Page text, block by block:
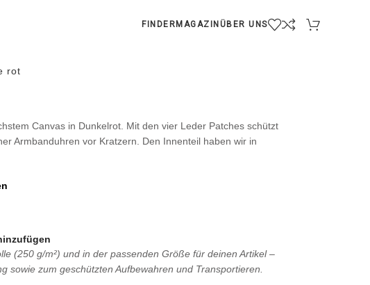
FINDER MAGAZIN ÜBER UNS
rot
Canvas in Dunkelrot. Mit den vier Leder Patches schützt
Armbanduhren vor Kratzern. Den Innenteil haben wir in
(250 g/m²) und in der passenden Größe für deinen Artikel –
sowie zum geschützten Aufbewahren und Transportieren.